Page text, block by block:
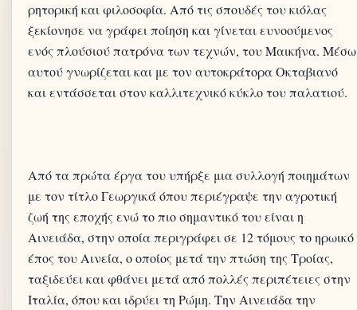
ρητορική και φιλοσοφία. Από τις σπουδές του κιόλας
ξεκίονησε να γράφει ποίηση και γίνεται ευνοούμενος
ενός πλούσιού πατρόνα των τεχνών, του Μαικήνα. Μέσω
αυτού γνωρίζεται και με τον αυτοκράτορα Οκταβιανό
Από τα πρώτα έργα του υπήρξε μια συλλογή ποιημάτων
με τον τίτλο Γεωργικά όπου περιέγραψε την αγροτική
ζωή της εποχής ενώ το πιο σημαντικό του είναι η
Αινειάδα, στην οποία περιγράφει σε 12 τόμους το ηρωικό
έπος του Αινεία, ο οποίος μετά την πτώση της Τροίας,
ταξιδεύει και φθάνει μετά από πολλές περιπέτειες στην
Ιταλία, όπου και ιδρύει τη Ρώμη. Την Αινειάδα την